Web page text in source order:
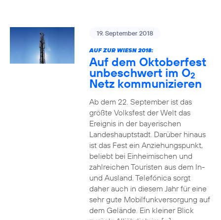
19. September 2018
AUF ZUR WIESN 2018:
Auf dem Oktoberfest
unbeschwert im O2
Netz kommunizieren
Ab dem 22. September ist das
größte Volksfest der Welt das
Ereignis in der bayerischen
Landeshauptstadt. Darüber hinaus
ist das Fest ein Anziehungspunkt,
beliebt bei Einheimischen und
zahlreichen Touristen aus dem In-
und Ausland. Telefónica sorgt
daher auch in diesem Jahr für eine
sehr gute Mobilfunkversorgung auf
dem Gelände. Ein kleiner Blick